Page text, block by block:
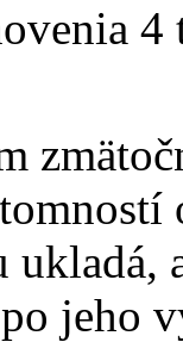
ukladá,
jeho